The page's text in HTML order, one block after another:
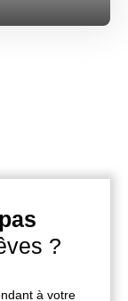
?
à votre